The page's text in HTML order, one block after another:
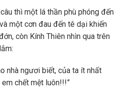
thì một lá thần phù phóng đến
một cơn đau đến tê dại khiến
còn Kính Thiên nhìn qua trên
nhà ngươi biết, của ta ít nhất
chết mệt luôn!!!”